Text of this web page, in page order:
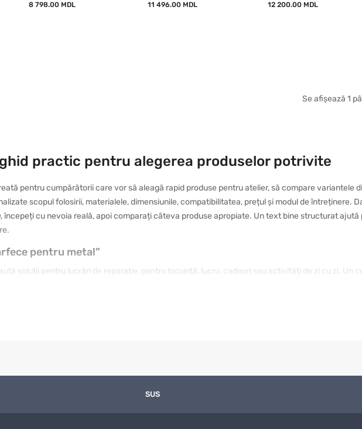
8 798.00 MDL 11 496.00 MDL 12 200.00 MDL
Se afișează 1
practic pentru alegerea produselor potrivite
pentru cumpărătorii care vor să aleagă rapid produse pentru atelier, să compare variantele
scopul folosirii, materialele, dimensiunile, compatibilitatea, prețul și modul de întreținere.
, începeți cu nevoia reală, apoi comparați câteva produse apropiate. Un text bine structurat ajută
pentru metal”
soluții pentru lucrări de reparație, pentru locuință, lucru, cadouri sau activități de zi cu zi. Un
SUS